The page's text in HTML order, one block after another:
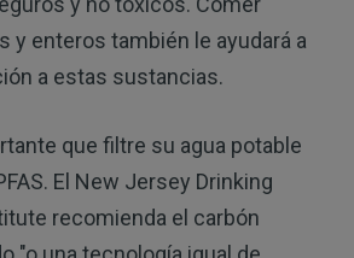
y enteros también le ayudará a
a estas sustancias.
que filtre su agua potable
El New Jersey Drinking
recomienda el carbón